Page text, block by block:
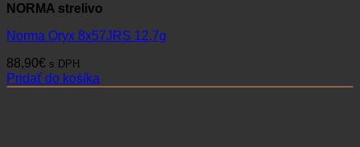
NORMA strelivo
Norma Oryx 8x57JRS 12,7g
88,90€ s DPH
Pridať do košíka